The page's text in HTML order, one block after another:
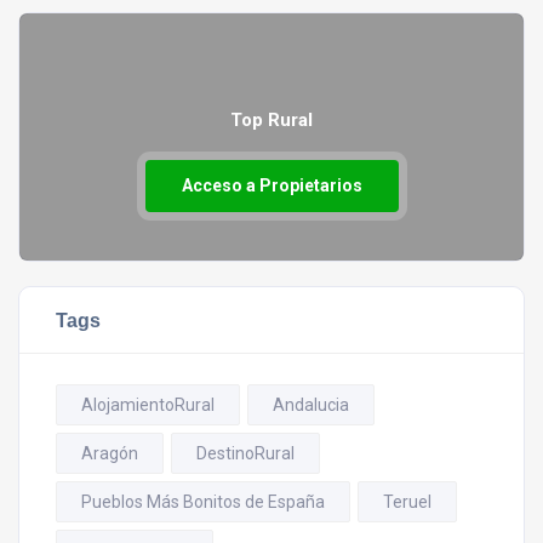
Top Rural
Acceso a Propietarios
Tags
AlojamientoRural Andalucia
Aragón DestinoRural
Pueblos Más Bonitos de España Teruel